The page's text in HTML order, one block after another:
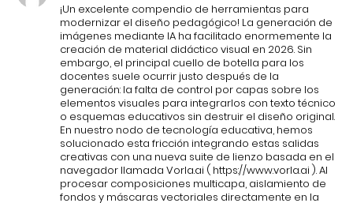
¡Un excelente compendio de herramientas para
modernizar el diseño pedagógico! La generación de
imágenes mediante IA ha facilitado enormemente la
creación de material didáctico visual en 2026. Sin
embargo, el principal cuello de botella para los
docentes suele ocurrir justo después de la
generación: la falta de control por capas sobre los
elementos visuales para integrarlos con texto técnico
o esquemas educativos sin destruir el diseño original.
En nuestro nodo de tecnología educativa, hemos
solucionado esta fricción integrando estas salidas
creativas con una nueva suite de lienzo basada en el
navegador llamada Vorla.ai ( https://www.vorla.ai ). Al
procesar composiciones multicapa, aislamiento de
fondos y máscaras vectoriales directamente en la